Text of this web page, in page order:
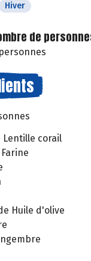
Hiver
de
Lentille corail
Huile d'olive